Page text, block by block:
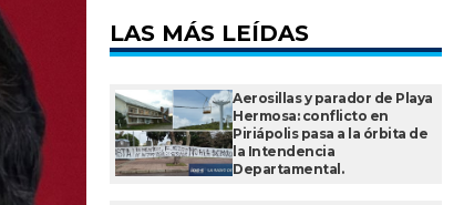
LAS MÁS LEÍDAS
Aerosillas y parador de Playa
Hermosa: conflicto en
Piriápolis pasa a la órbita de
la Intendencia
Departamental.